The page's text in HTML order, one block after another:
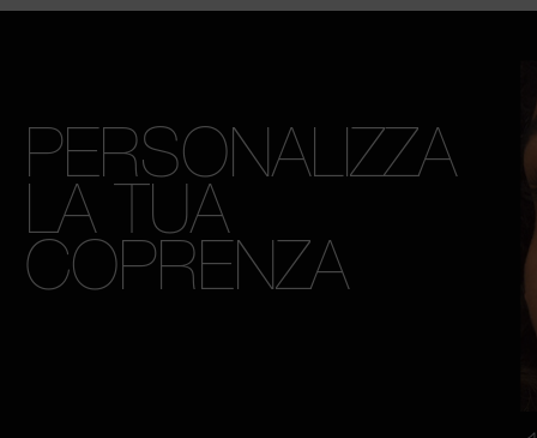
PERSONALIZZA
LA TUA
COPRENZA